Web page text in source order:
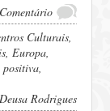
Culturais
Europa
positiva
Deusa Rodrigues